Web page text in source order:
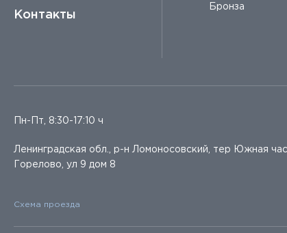
Контакты
Бронза
Пн-Пт, 8:30-17:10 ч
Ленинградская обл., р-н Ломоносовский, тер Южная
Горелово, ул 9 дом 8
Схема проезда